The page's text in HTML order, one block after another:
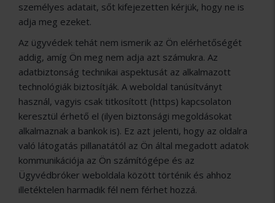
személyes adatait, sőt kifejezetten kérjük, hogy ne is
adja meg ezeket.
Az ügyvédek tehát nem ismerik az Ön elérhetőségét
addig, amíg Ön meg nem adja azt számukra. Az
adatbiztonság technikai aspektusát az alkalmazott
technológiák biztosítják. A weboldal tanúsítványt
használ, vagyis csak titkosított (https) kapcsolaton
keresztül érhető el (ilyen biztonsági megoldásokat
alkalmaznak a bankok is). Ez azt jelenti, hogy az oldalra
való látogatás pillanatától az Ön által megadott adatok
kommunikációja az Ön számítógépe és az
Ügyvédbróker weboldala között történik és ahhoz
illetéktelen harmadik fél nem férhet hozzá.